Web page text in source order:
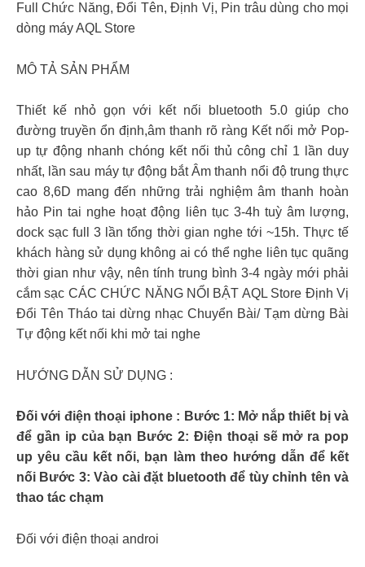
Full Chức Năng, Đổi Tên, Định Vị, Pin trâu dùng cho mọi
dòng máy AQL Store
MÔ TẢ SẢN PHẨM
Thiết kế nhỏ gọn với kết nối bluetooth 5.0 giúp cho
đường truyền ổn định,âm thanh rõ ràng Kết nối mở Pop-
up tự động nhanh chóng kết nối thủ công chỉ 1 lần duy
nhất, lần sau máy tự động bắt Âm thanh nổi độ trung thực
cao 8,6D mang đến những trải nghiệm âm thanh hoàn
hảo Pin tai nghe hoạt động liên tục 3-4h tuỳ âm lượng,
dock sạc full 3 lần tổng thời gian nghe tới ~15h. Thực tế
khách hàng sử dụng không ai có thể nghe liên tục quãng
thời gian như vậy, nên tính trung bình 3-4 ngày mới phải
cắm sạc CÁC CHỨC NĂNG NỔI BẬT AQL Store Định Vị
Đổi Tên Tháo tai dừng nhạc Chuyển Bài/ Tạm dừng Bài
Tự động kết nối khi mở tai nghe
HƯỚNG DẪN SỬ DỤNG :
Đối với điện thoại iphone : Bước 1: Mở nắp thiết bị và
để gần ip của bạn Bước 2: Điện thoại sẽ mở ra pop
up yêu cầu kết nối, bạn làm theo hướng dẫn để kết
nối Bước 3: Vào cài đặt bluetooth để tùy chỉnh tên và
thao tác chạm
Đối với điện thoại androi